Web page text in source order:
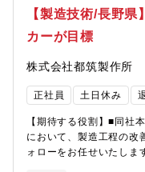
込まれております。◇高
部を中心に、各部門の技
成して進めています。ま
化設備によって、加工か
まざまな信頼性試験など
ョンを作ることは勿論
を開発することが求めら
【製造技術/長野
カーが目標
株式会社都筑製作所
正社員 土日休み
【期待する役割】■同社
において、製造工程の改
ォローをお任せいたしま